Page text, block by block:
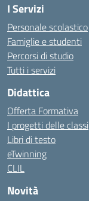
I Servizi
Personale scolastico
Famiglie e studenti
Percorsi di studio
Tutti i servizi
Didattica
Offerta Formativa
I progetti delle classi
Libri di testo
eTwinning
CLIL
Novità